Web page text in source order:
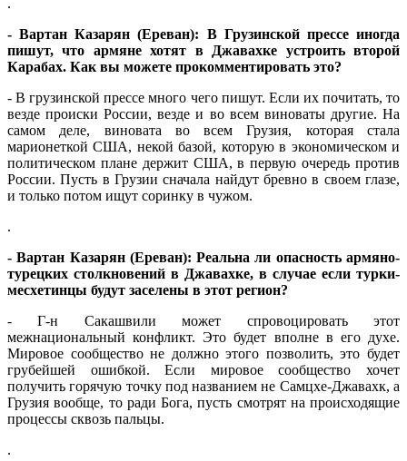
.
- Вартан Казарян (Ереван): В Грузинской прессе иногда
пишут, что армяне хотят в Джавахке устроить второй
Карабах. Как вы можете прокомментировать это?
- В грузинской прессе много чего пишут. Если их почитать, то
везде происки России, везде и во всем виноваты другие. На
самом деле, виновата во всем Грузия, которая стала
марионеткой США, некой базой, которую в экономическом и
политическом плане держит США, в первую очередь против
России. Пусть в Грузии сначала найдут бревно в своем глазе,
и только потом ищут соринку в чужом.
.
- Вартан Казарян (Ереван): Реальна ли опасность армяно-
турецких столкновений в Джавахке, в случае если турки-
месхетинцы будут заселены в этот регион?
- Г-н Сакашвили может спровоцировать этот
межнациональный конфликт. Это будет вполне в его духе.
Мировое сообщество не должно этого позволить, это будет
грубейшей ошибкой. Если мировое сообщество хочет
получить горячую точку под названием не Самцхе-Джавахк, а
Грузия вообще, то ради Бога, пусть смотрят на происходящие
процессы сквозь пальцы.
.